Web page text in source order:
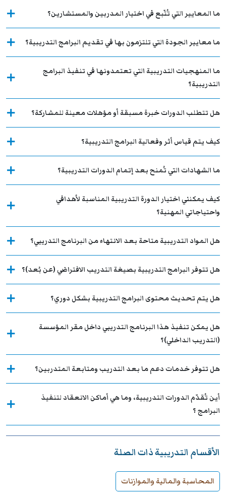
ما المعايير التي تُتّبع في اختيار المدربين والمستشارين؟
ما معايير الجودة التي تلتزمون بها في تقديم البرامج التدريبية؟
ما المنهجيات التدريبية التي تعتمدونها في تنفيذ البرامج
التدريبية؟
هل تتطلب الدورات خبرة مسبقة أو مؤهلات معينة للمشاركة؟
كيف يتم قياس أثر وفعالية البرامج التدريبية؟
ما الشهادات التي تُمنح بعد إتمام الدورات التدريبية؟
كيف يمكنني اختيار الدورة التدريبية المناسبة لأهدافي
واحتياجاتي المهنية؟
هل المواد التدريبية متاحة بعد الانتهاء من البرنامج التدريبي؟
هل تتوفر البرامج التدريبية بصيغة التدريب الافتراضي (عن بُعد)؟
هل يتم تحديث محتوى البرامج التدريبية بشكل دوري؟
هل يمكن تنفيذ هذا البرنامج التدريبي داخل مقر المؤسسة
(التدريب الداخلي)؟
هل تتوفر خدمات دعم ما بعد التدريب ومتابعة المتدربين؟
أين تُقدّم الدورات التدريبية، وما هي أماكن الانعقاد لتنفيذ
البرامج ؟
الأقسام التدريبية ذات الصلة
المحاسبة والمالية والموازنات